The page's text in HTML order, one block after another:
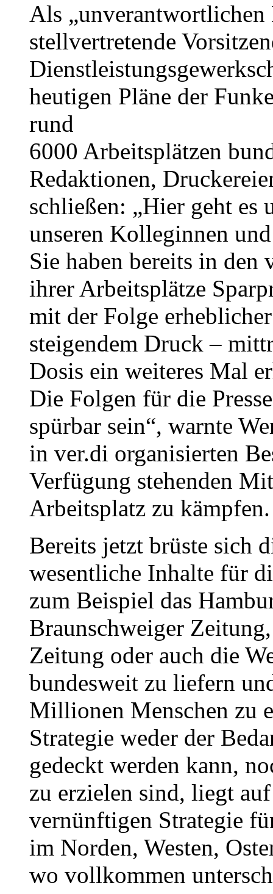
Als „unverantwortlichen
stellvertretende
heutigen Pläne der
rund
6000 Arbeitsplätzen
Redaktionen,
schließen: „Hier geht es
unseren Kolleginnen
Sie haben bereits in den
ihrer Arbeitsplätze
mit der Folge
steigendem Druck –
Dosis ein weiteres Mal
Die Folgen für die
spürbar sein“, warnte
in ver.di organisierten
Verfügung stehenden
Arbeitsplatz zu kämpfen.
Bereits jetzt brüste sich
wesentliche Inhalte für
zum Beispiel das
Braunschweiger
Zeitung oder auch die
bundesweit zu liefern
Millionen Menschen zu
Strategie weder der
gedeckt werden kann,
zu erzielen sind, liegt
vernünftigen Strategie
im Norden, Westen,
wo vollkommen